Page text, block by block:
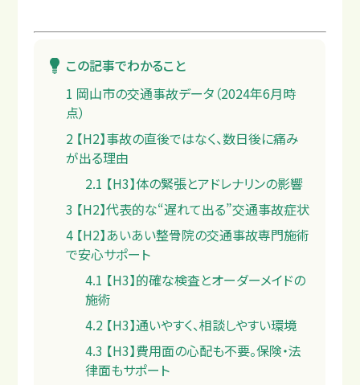
この記事でわかること
1 岡山市の交通事故データ（2024年6月時
点）
2 【H2】事故の直後ではなく、数日後に痛み
が出る理由
2.1 【H3】体の緊張とアドレナリンの影響
3 【H2】代表的な“遅れて出る”交通事故症状
4 【H2】あいあい整骨院の交通事故専門施術
で安心サポート
4.1 【H3】的確な検査とオーダーメイドの
施術
4.2 【H3】通いやすく、相談しやすい環境
4.3 【H3】費用面の心配も不要。保険・法
律面もサポート